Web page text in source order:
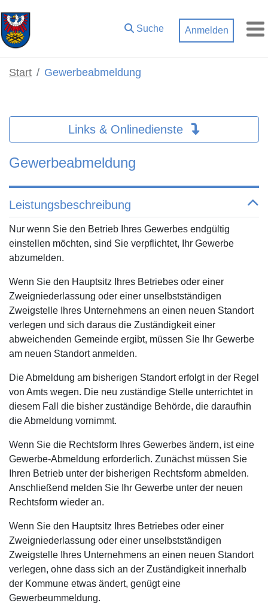
Zum Hauptinhalt springen
Suche Anmelden
Start Gewerbeabmeldung
Links & Onlinedienste
Gewerbeabmeldung
Leistungsbeschreibung
Nur wenn Sie den Betrieb Ihres Gewerbes endgültig
einstellen möchten, sind Sie verpflichtet, Ihr Gewerbe
abzumelden.
Wenn Sie den Hauptsitz Ihres Betriebes oder einer
Zweigniederlassung oder einer unselbstständigen
Zweigstelle Ihres Unternehmens an einen neuen Standort
verlegen und sich daraus die Zuständigkeit einer
abweichenden Gemeinde ergibt, müssen Sie Ihr Gewerbe
am neuen Standort anmelden.
Die Abmeldung am bisherigen Standort erfolgt in der Regel
von Amts wegen. Die neu zuständige Stelle unterrichtet in
diesem Fall die bisher zuständige Behörde, die daraufhin
die Abmeldung vornimmt.
Wenn Sie die Rechtsform Ihres Gewerbes ändern, ist eine
Gewerbe-Abmeldung erforderlich. Zunächst müssen Sie
Ihren Betrieb unter der bisherigen Rechtsform abmelden.
Anschließend melden Sie Ihr Gewerbe unter der neuen
Rechtsform wieder an.
Wenn Sie den Hauptsitz Ihres Betriebes oder einer
Zweigniederlassung oder einer unselbstständigen
Zweigstelle Ihres Unternehmens an einen neuen Standort
verlegen, ohne dass sich an der Zuständigkeit innerhalb
der Kommune etwas ändert, genügt eine
Gewerbeummeldung.